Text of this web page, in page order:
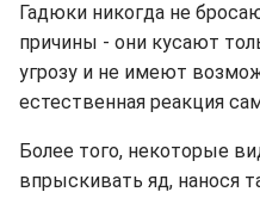
Гадюки никогда не
причины - они кусают
угрозу и не имеют
естественная реакция
Более того, некоторые
впрыскивать яд, нанося